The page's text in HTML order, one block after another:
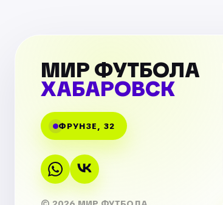
МИР ФУТБОЛА
ХАБАРОВСК
ФРУНЗЕ, 32